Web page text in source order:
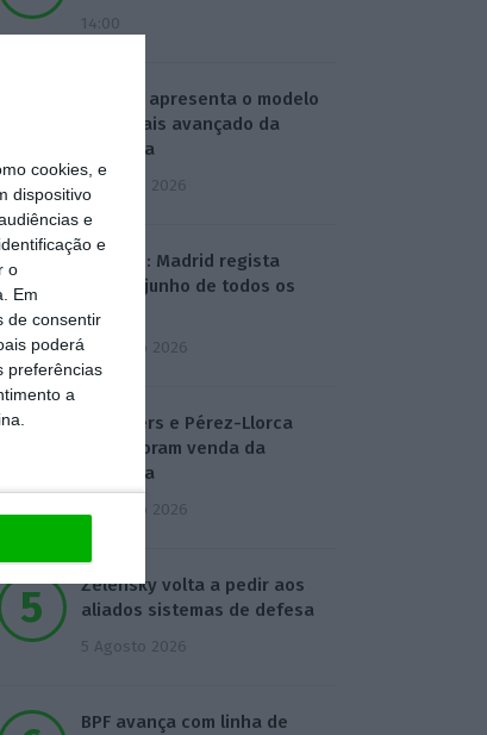
cookies, e
dispositivo
e
e
o
Em
de consentir
poderá
preferências
a
14:00
Alibaba apresenta o modelo
de IA mais avançado da
empresa
3 Agosto 2026
Turismo: Madrid regista
melhor junho de todos os
tempos
4 Agosto 2026
Linklaters e Pérez-Llorca
assessoram venda da
Caravela
4 Agosto 2026
Zelensky volta a pedir aos
aliados sistemas de defesa
5 Agosto 2026
BPF avança com linha de